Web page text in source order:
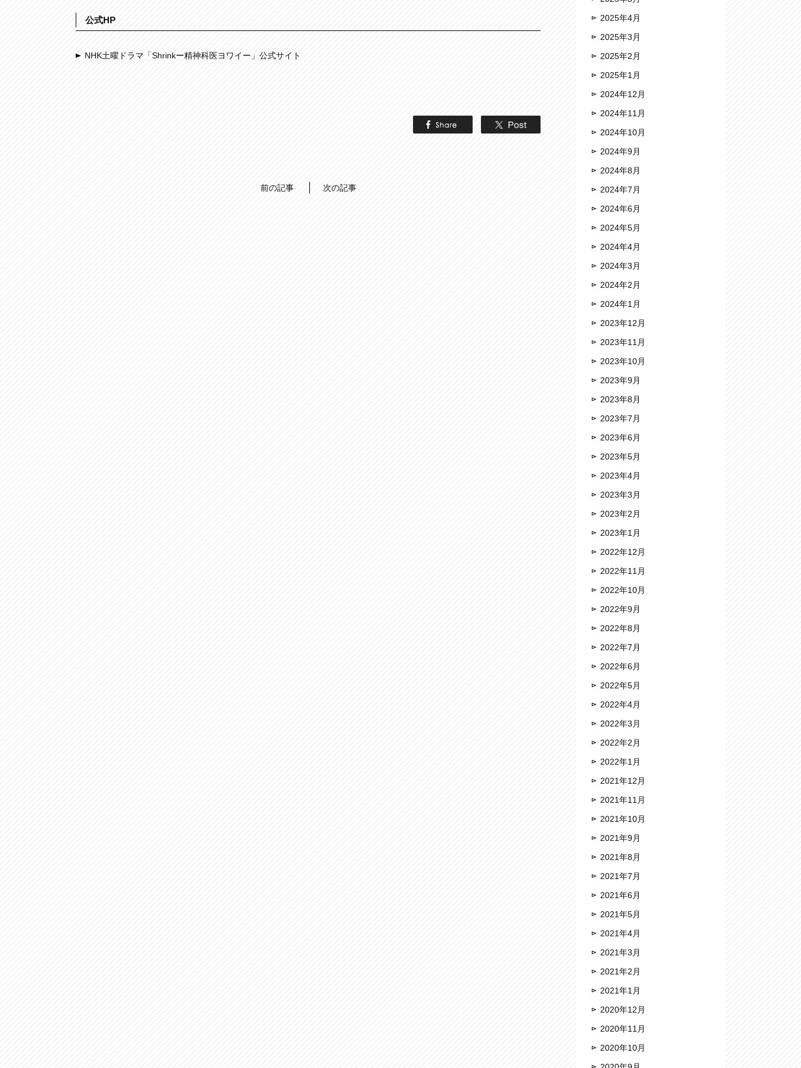
公式HP
NHK土曜ドラマ「Shrinkー精神科医ヨワイー」公式サイト
前の記事 次の記事
2025年4月
2025年3月
2025年2月
2025年1月
2024年12月
2024年11月
2024年10月
2024年9月
2024年8月
2024年7月
2024年6月
2024年5月
2024年4月
2024年3月
2024年2月
2024年1月
2023年12月
2023年11月
2023年10月
2023年9月
2023年8月
2023年7月
2023年6月
2023年5月
2023年4月
2023年3月
2023年2月
2023年1月
2022年12月
2022年11月
2022年10月
2022年9月
2022年8月
2022年7月
2022年6月
2022年5月
2022年4月
2022年3月
2022年2月
2022年1月
2021年12月
2021年11月
2021年10月
2021年9月
2021年8月
2021年7月
2021年6月
2021年5月
2021年4月
2021年3月
2021年2月
2021年1月
2020年12月
2020年11月
2020年10月